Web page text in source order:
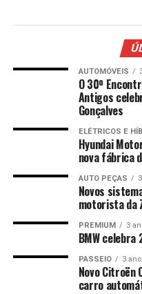
AUTOMÓVEIS
O 30º
Antigos
Gonçalves
ELÉTRICOS E
Hyundai
nova fábrica
AUTO PEÇAS
Novos
motorista da
PREMIUM 3
BMW
PASSEIO 3
Novo Citroën
carro